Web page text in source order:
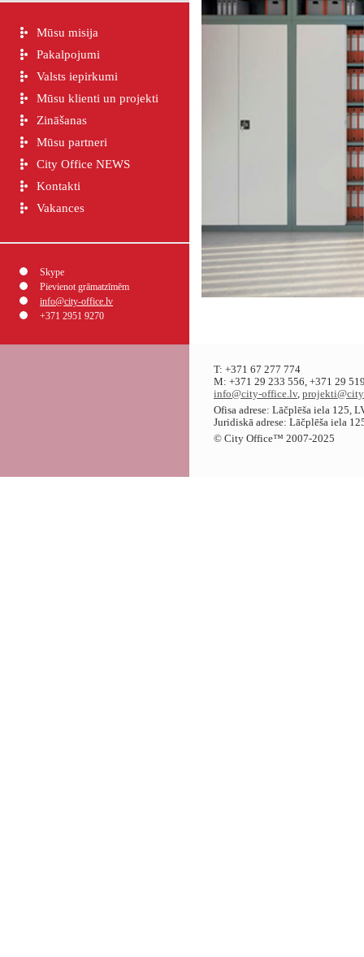
Mūsu misija
Pakalpojumi
Valsts iepirkumi
Mūsu klienti un projekti
Zināšanas
Mūsu partneri
City Office NEWS
Kontakti
Vakances
Skype
Pievienot grāmatzīmēm
info@city-office.lv
+371 2951 9270
T: +371 67 277 774
M: +371 29 233 556, +371 29
info@city-office.lv,
Ofisa adrese: Lāčplēša iela 125,
Juridiskā adrese: Lāčplēša iela
© City Office™ 2007-2025